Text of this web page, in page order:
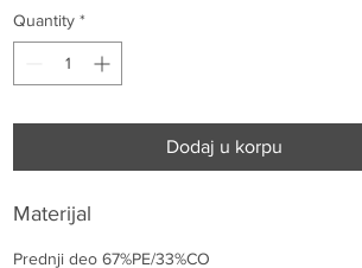
Quantity *
Dodaj u korpu
Materijal
Prednji deo 67%PE/33%CO